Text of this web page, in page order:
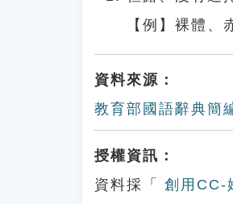
【例】裸體、
資料來源：
教育部國語辭典簡
授權資訊：
資料採「
創用CC-